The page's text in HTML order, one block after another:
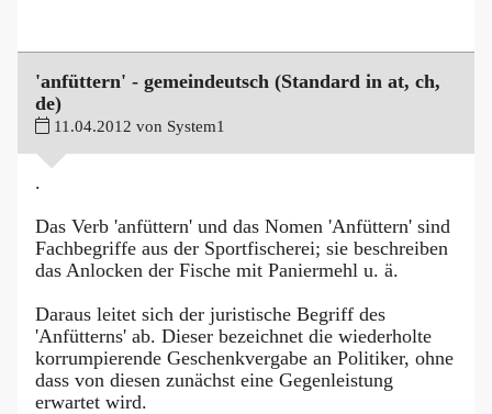
'anfüttern' - gemeindeutsch (Standard in at, ch,
de)
11.04.2012 von System1
.
Das Verb 'anfüttern' und das Nomen 'Anfüttern' sind
Fachbegriffe aus der Sportfischerei; sie beschreiben
das Anlocken der Fische mit Paniermehl u. ä.
Daraus leitet sich der juristische Begriff des
'Anfütterns' ab. Dieser bezeichnet die wiederholte
korrumpierende Geschenkvergabe an Politiker, ohne
dass von diesen zunächst eine Gegenleistung
erwartet wird.